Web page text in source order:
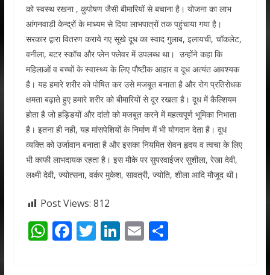
को स्वस्थ रखना , कुपोषण जैसी बीमारियों से बचाना है। योजना का लाभ
आंगनवाड़ी केन्द्रों के माध्यम से दिया लाभपात्रों तक पहुंचाया गया है।
सरकार द्वारा वितरण कराये गए सूखे दूध का स्वाद गुलाब, इलायची, चॉकलेट,
वनीला, बटर स्कॉच और प्लेन फ्लेवर में उपलब्ध था। उन्होंने कहा कि
महिलाओं व बच्चों के स्वास्थ्य के लिए पौष्टीक आहार व दूध अत्यंत आवश्यक
है। यह हमारे शरीर को पोषित कर उसे मजबूत बनाता है और रोग प्रतिरोधक
क्षमता बढ़ाते हुए हमारे शरीर को बीमारियों से दूर रखता है। दूध में कैल्शियम
होता है जो हड्डियों और दांतो को मजबूत करने में महत्वपूर्ण भूमिका निभाता
है। इतना ही नही, यह मांसपेशियों के निर्माण में भी योगदान देता है। दूध
व्यक्ति को उर्जावान बनाता है और इसका नियमित सेवन हृदय व त्वचा के लिए
भी काफी लाभदायक रहता है। इस मौके पर सुपरवाईजर सुशीला, रेखा देवी,
लक्ष्मी देवी, ज्योत्सना, वर्कर मुकेश, सावत्री, ज्योति, शीला आदि मौजूद थी।
Post Views: 812
W F T Li E S